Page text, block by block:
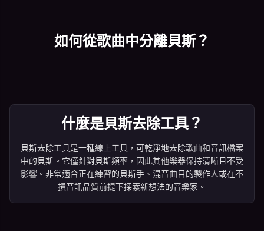
如何從歌曲中分離貝斯？
什麼是貝斯去除工具？
貝斯去除工具是一種線上工具，可乾淨地去除歌曲和音訊檔案
中的貝斯。它僅針對貝斯頻率，因此其他樂器保持清晰且不受
影響。非常適合正在練習的貝斯手、混音曲目的製作人或在不
損音訊品質前提下探索新想法的音樂家。